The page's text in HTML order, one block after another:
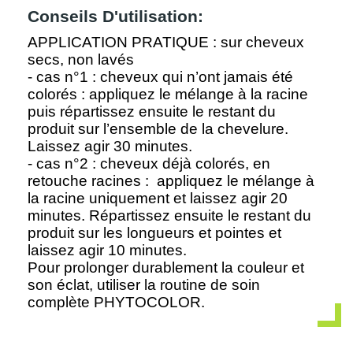
Conseils D'utilisation:
APPLICATION PRATIQUE : sur cheveux
secs, non lavés
- cas n°1 : cheveux qui n’ont jamais été
colorés : appliquez le mélange à la racine
puis répartissez ensuite le restant du
produit sur l’ensemble de la chevelure.
Laissez agir 30 minutes.
- cas n°2 : cheveux déjà colorés, en
retouche racines : appliquez le mélange à
la racine uniquement et laissez agir 20
minutes. Répartissez ensuite le restant du
produit sur les longueurs et pointes et
laissez agir 10 minutes.
Pour prolonger durablement la couleur et
son éclat, utiliser la routine de soin
complète PHYTOCOLOR.